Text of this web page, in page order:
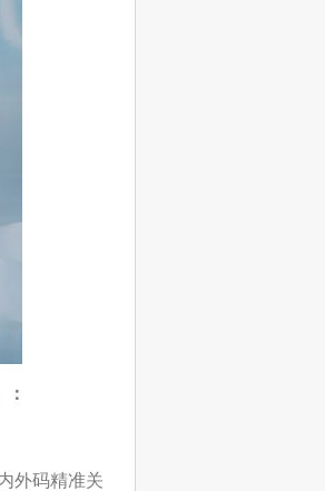
：
外码精准关